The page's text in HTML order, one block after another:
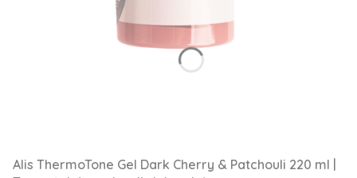
Alis ThermoTone Gel Dark Cherry & Patchouli 220 ml |